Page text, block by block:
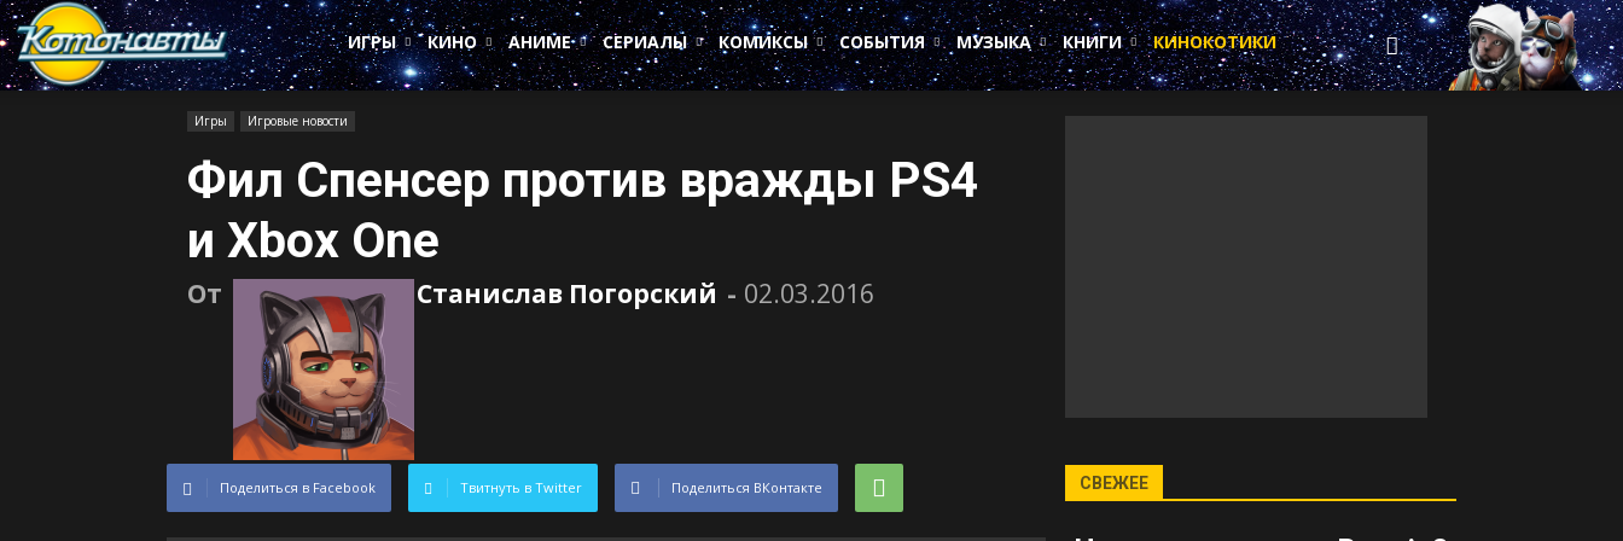
Котонавты
ИГРЫ
КИНО АНИМЕ СЕРИАЛЫ КОМИКСЫ СОБЫТИЯ МУЗЫКА КНИГИ КИНОКОТИКИ
Игры Игровые новости
Фил Спенсер против вражды PS4
и Xbox One
От Станислав Погорский - 02.03.2016
Поделиться в Facebook Твитнуть в Twitter Поделиться ВКонтакте СВЕЖЕЕ